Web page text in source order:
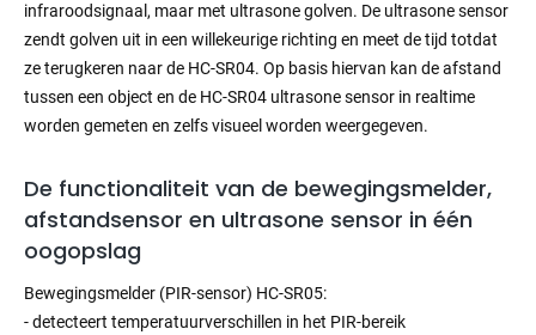
infraroodsignaal, maar met ultrasone golven. De ultrasone sensor
zendt golven uit in een willekeurige richting en meet de tijd totdat
ze terugkeren naar de HC-SR04. Op basis hiervan kan de afstand
tussen een object en de HC-SR04 ultrasone sensor in realtime
worden gemeten en zelfs visueel worden weergegeven.
De functionaliteit van de bewegingsmelder,
afstandsensor en ultrasone sensor in één
oogopslag
Bewegingsmelder (PIR-sensor) HC-SR05:
- detecteert temperatuurverschillen in het PIR-bereik